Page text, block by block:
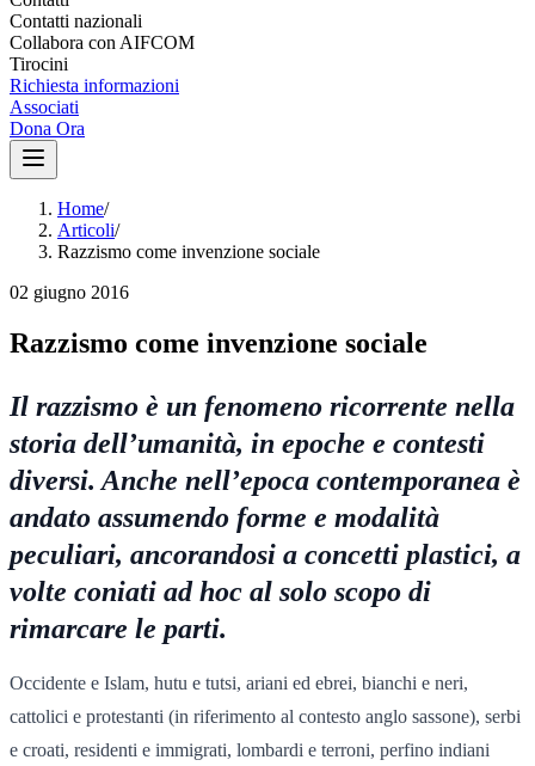
Contatti nazionali
Collabora con AIFCOM
Tirocini
Richiesta informazioni
Associati
Dona Ora
Home/
Articoli/
Razzismo come invenzione sociale
02 giugno 2016
Razzismo come invenzione sociale
Il razzismo è un fenomeno ricorrente nella
storia dell’umanità, in epoche e contesti
diversi. Anche nell’epoca contemporanea è
andato assumendo forme e modalità
peculiari, ancorandosi a concetti plastici, a
volte coniati ad hoc al solo scopo di
rimarcare le parti.
Occidente e Islam, hutu e tutsi, ariani ed ebrei, bianchi e neri,
cattolici e protestanti (in riferimento al contesto anglo sassone), serbi
e croati, residenti e immigrati, lombardi e terroni, perfino indiani